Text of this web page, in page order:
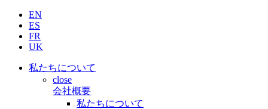
EN
ES
FR
UK
私たちについて
close
会社概要
私たちについて